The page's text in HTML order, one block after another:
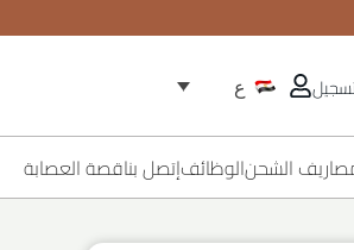
ع
الشحنالوظائفإتصل بناقصة العصابة